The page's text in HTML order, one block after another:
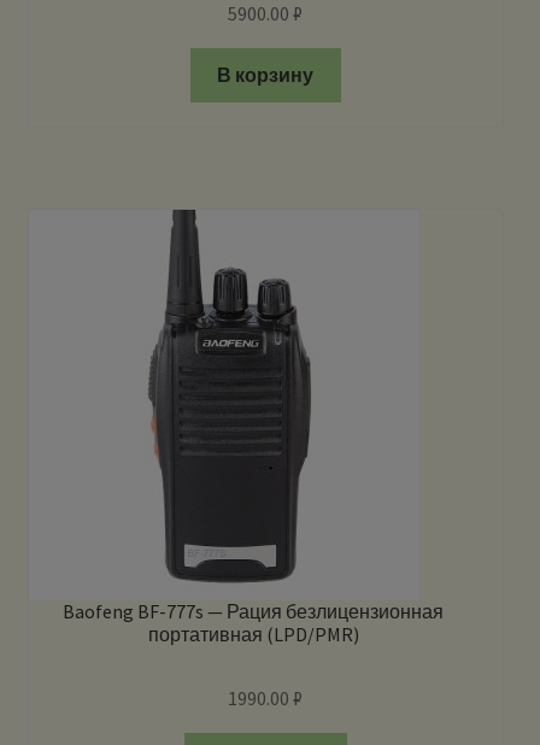
5900.00₽
В корзину
Baofeng BF-777s — Рация безлицензионная
портативная (LPD/PMR)
1990.00₽